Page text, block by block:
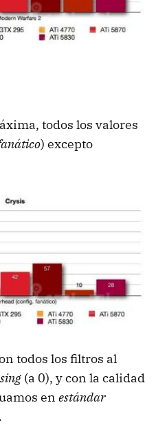
todos los valores
) excepto
todos los filtros al
(a 0), y con la calidad
en estándar